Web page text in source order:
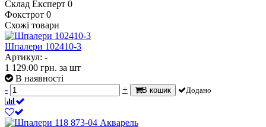
Склад Експерт 0
Фокстрот 0
Схожі товари
Шпалери 102410-3
Артикул: -
1 129.00 грн. за шт
В наявності
-
+ В кошик Додано